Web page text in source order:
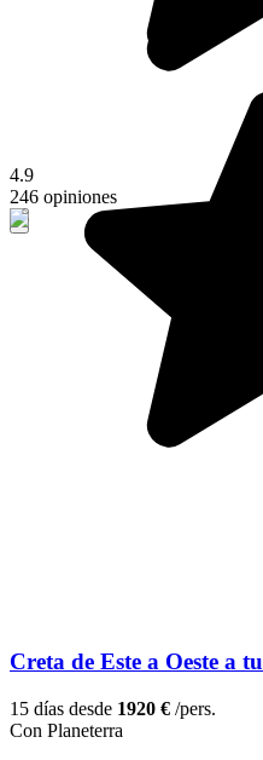
4.9
246 opiniones
Creta de Este a Oeste a
15 días desde 1920 € /pers.
Con Planeterra